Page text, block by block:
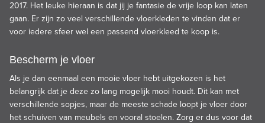
2017. Het leuke hieraan is dat jij je fantasie de vrije loop kan laten
gaan. Er zijn zo veel verschillende vloerkleden te vinden dat er
voor iedere sfeer wel een passend vloerkleed te koop is.
Bescherm je vloer
Als je dan eenmaal een mooie vloer hebt uitgekozen is het
belangrijk dat je deze zo lang mogelijk mooi houdt. Dit kan met
verschillende sopjes, maar de meeste schade loopt je vloer door
het schuiven van meubels en vooral stoelen. Zorg er dus voor dat